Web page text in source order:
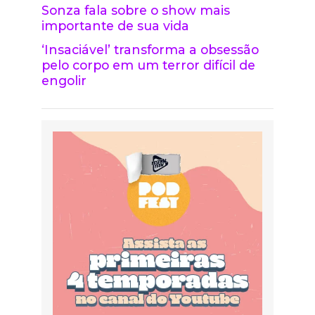
Sonza fala sobre o show mais
importante de sua vida
‘Insaciável’ transforma a obsessão
pelo corpo em um terror difícil de
engolir